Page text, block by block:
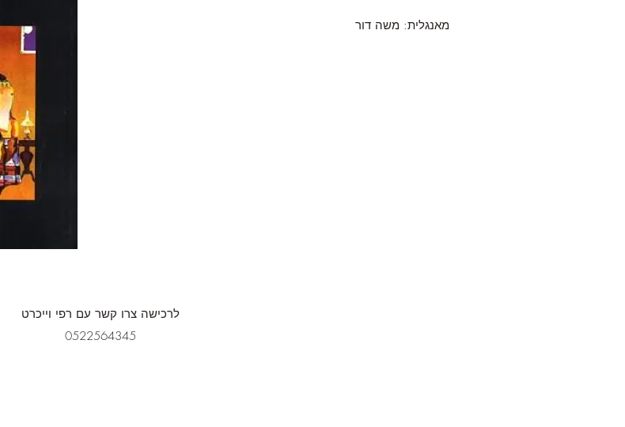
מאנגלית: משה דור
לרכישה צרו קשר עם רפי וייכרט
0522564345